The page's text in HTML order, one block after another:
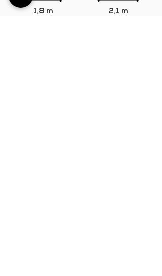
1,8 m 2,1 m